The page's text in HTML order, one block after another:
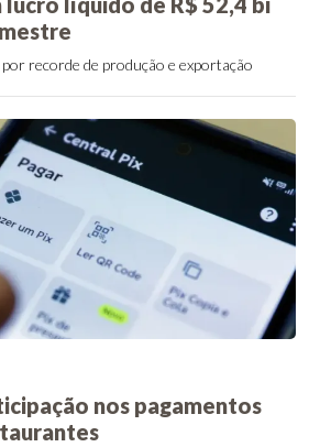
recorde de produção e exportação
nos pagamentos